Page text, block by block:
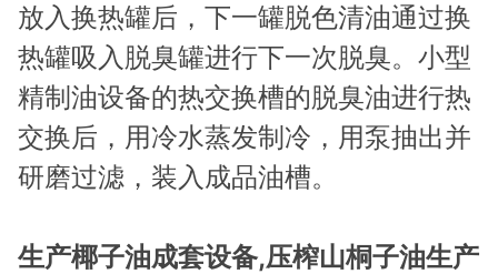
放入换热罐后，下一罐脱色清油通过换
热罐吸入脱臭罐进行下一次脱臭。小型
精制油设备的热交换槽的脱臭油进行热
交换后，用冷水蒸发制冷，用泵抽出并
研磨过滤，装入成品油槽。
生产椰子油成套设备,压榨山桐子油生产